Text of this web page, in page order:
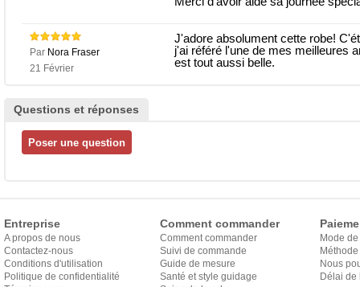
Par Nora Fraser
21 Février
J'adore absolument cette robe!
j'ai référé l'une de mes meilleures
est tout aussi belle.
Questions et réponses
Entreprise
A propos de nous
Contactez-nous
Conditions d'utilisation
Politique de confidentialité
Comment commander
Comment commander
Suivi de commande
Guide de mesure
Santé et style guidage
Mode
Nous
Délai de